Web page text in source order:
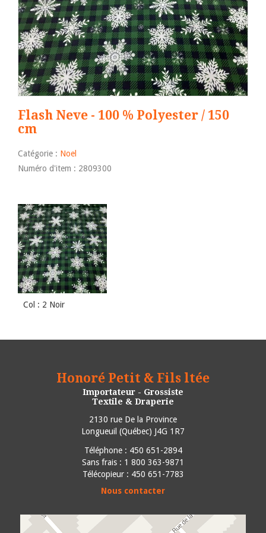
Flash Neve - 100 % Polyester / 150
cm
Catégorie : Noel
Numéro d'item : 2809300
Col : 2 Noir
Honoré Petit & Fils ltée
Importateur - Grossiste
Textile & Draperie
2130 rue De la Province
Longueuil (Québec) J4G 1R7
Téléphone : 450 651-2894
Sans frais : 1 800 363-9871
Télécopieur : 450 651-7783
Nous contacter